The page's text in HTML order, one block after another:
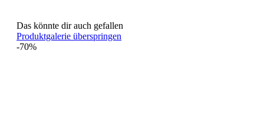
Das könnte dir auch gefallen
Produktgalerie überspringen
-70%